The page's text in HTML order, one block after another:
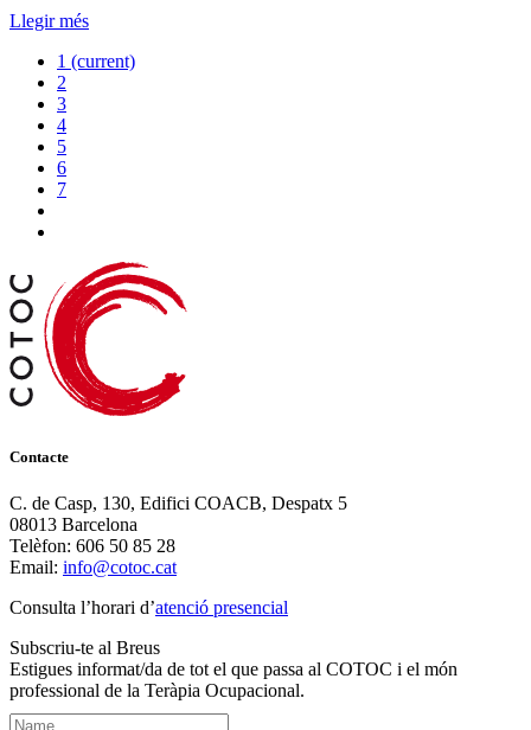
Llegir més
1 (current)
2
3
4
5
6
7
Contacte
C. de Casp, 130, Edifici COACB, Despatx 5
08013 Barcelona
Telèfon: 606 50 85 28
Email: info@cotoc.cat
Consulta l’horari d’atenció presencial
Subscriu-te al Breus
Estigues informat/da de tot el que passa al COTOC i el món
professional de la Teràpia Ocupacional.